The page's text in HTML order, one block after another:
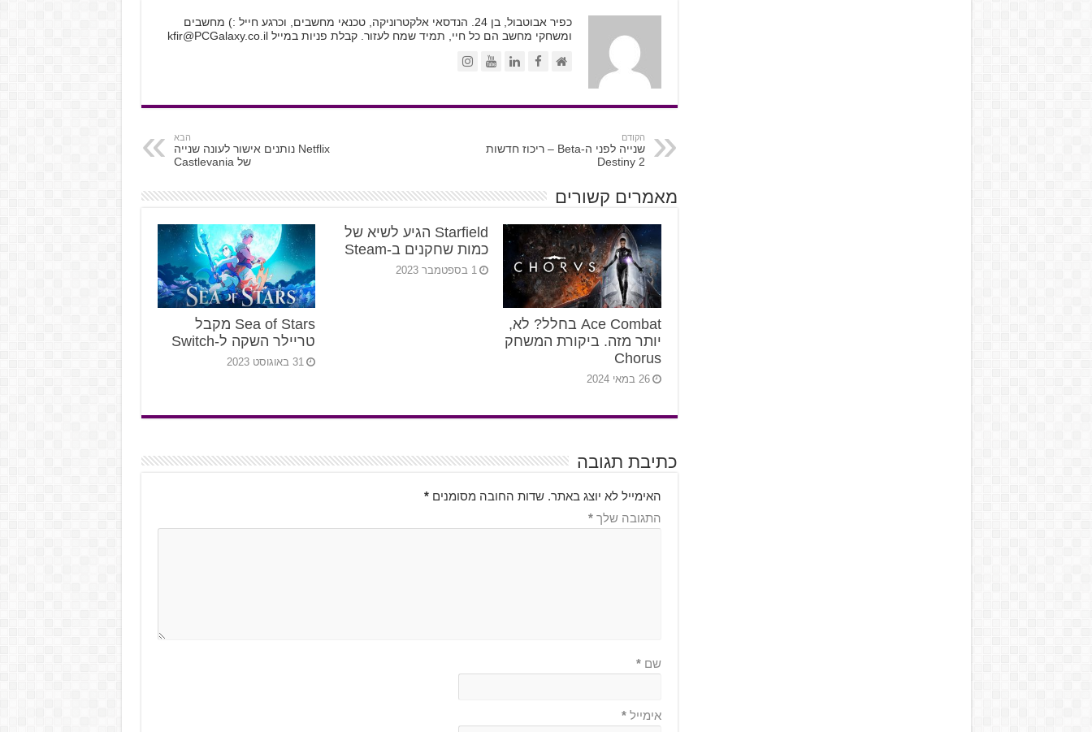
כפיר אבוטבול, בן 24. הנדסאי אלקטרוניקה, טכנאי מחשבים, וכרגע חייל :) מחשבים
ומשחקי מחשב הם כל חיי, תמיד שמח לעזור. קבלת פניות במיילkfir@PCGalaxy.co.il
הקודם
שנייה לפני ה-Beta – ריכוז חדשות
Destiny 2
הבא
Netflix נותנים אישור לעונה שנייה
של Castlevania
מאמרים קשורים
Ace Combat בחלל? לא,
יותר מזה. ביקורת המשחק
Chorus
26 במאי 2024
Starfield הגיע לשיא של
כמות שחקנים ב-Steam
1 בספטמבר 2023
Sea of Stars מקבל
טריילר השקה ל-Switch
31 באוגוסט 2023
כתיבת תגובה
האימייל לא יוצג באתר. שדות החובה מסומנים*
התגובה שלך*
שם*
אימייל*